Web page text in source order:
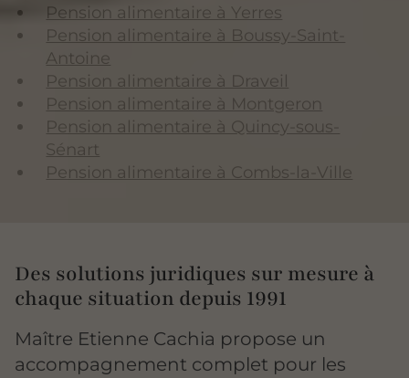
Pension alimentaire à Yerres
Pension alimentaire à Boussy-Saint-
Antoine
Pension alimentaire à Draveil
Pension alimentaire à Montgeron
Pension alimentaire à Quincy-sous-
Sénart
Pension alimentaire à Combs-la-Ville
Des solutions juridiques sur mesure à
chaque situation depuis 1991
Maître Etienne Cachia propose un
accompagnement complet pour les